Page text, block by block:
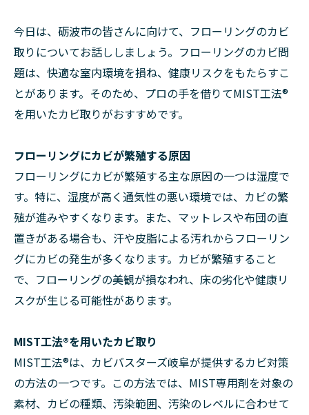
今日は、砺波市の皆さんに向けて、フローリングのカビ
取りについてお話ししましょう。フローリングのカビ問
題は、快適な室内環境を損ね、健康リスクをもたらすこ
とがあります。そのため、プロの手を借りてMIST工法®
を用いたカビ取りがおすすめです。
フローリングにカビが繁殖する原因
フローリングにカビが繁殖する主な原因の一つは湿度で
す。特に、湿度が高く通気性の悪い環境では、カビの繁
殖が進みやすくなります。また、マットレスや布団の直
置きがある場合も、汗や皮脂による汚れからフローリン
グにカビの発生が多くなります。カビが繁殖すること
で、フローリングの美観が損なわれ、床の劣化や健康リ
スクが生じる可能性があります。
MIST工法®を用いたカビ取り
MIST工法®は、カビバスターズ岐阜が提供するカビ対策
の方法の一つです。この方法では、MIST専用剤を対象の
素材、カビの種類、汚染範囲、汚染のレベルに合わせて